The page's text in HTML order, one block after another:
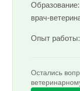
врач-
Опыт работы:
Остались